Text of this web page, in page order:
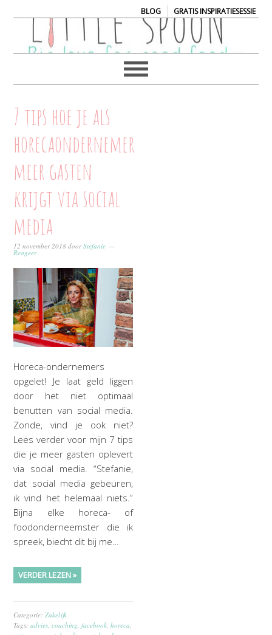
BLOG| GRATIS INSPIRATIESESSIE
7 tips hoe je als
horecaondernemer
meer gasten
krijgt via social
media
12 november 2018 doorStefanie
Reageer
Horeca-ondernemers
opgelet! Je laat geld liggen
door het niet optimaal
benutten van social media.
Zonde, vind je ook niet?
Lees verder voor mijn 7 tips
die je meer gasten oplevert
via social media. “Stefanie,
dat social media gebeuren,
ik vind het helemaal niets.”
Bijna elke horeca- of
foodonderneemster die ik
spreek, biecht dit bij me…
VERDER LEZEN »
Categorie: Zakelijk
Tags:advies ,coaching ,facebook ,horeca